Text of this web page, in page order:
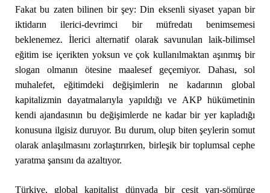
Fakat bu zaten bilinen bir şey: Din eksenli siyaset yapan bir
iktidarın ilerici-devrimci bir müfredatı benimsemesi
beklenemez. İlerici alternatif olarak savunulan laik-bilimsel
eğitim ise içerikten yoksun ve çok kullanılmaktan aşınmış bir
slogan olmanın ötesine maalesef geçemiyor. Dahası, sol
muhalefet, eğitimdeki değişimlerin ne kadarının global
kapitalizmin dayatmalarıyla yapıldığı ve AKP hükümetinin
kendi ajandasının bu değişimlerde ne kadar bir yer kapladığı
konusuna ilgisiz duruyor. Bu durum, olup biten şeylerin somut
olarak anlaşılmasını zorlaştırırken, birleşik bir toplumsal cephe
yaratma şansını da azaltıyor.
Türkiye, global kapitalist dünyada bir çeşit yarı-sömürge